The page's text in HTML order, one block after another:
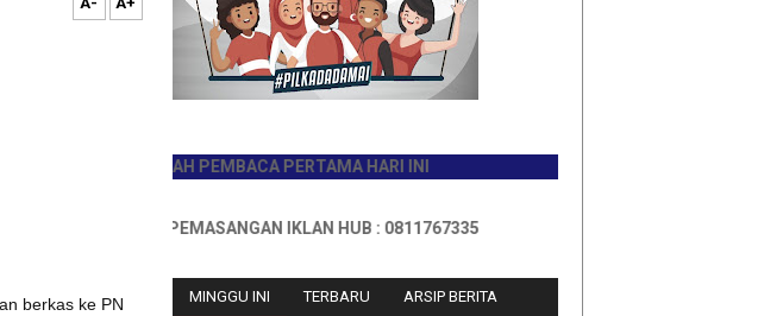
berkas ke PN
JADILAH PEMBACA PERTAMA HARI INI
INFO PEMASANGAN IKLAN HUB : 0811767335
MINGGU INI TERBARU ARSIP BERITA